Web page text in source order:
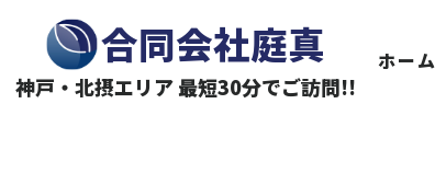
神戸・北摂エリアの伐採・剪定なら合同会社庭真へ
合同会社庭真
神戸・北摂エリア 最短30分でご訪問!!
ホーム